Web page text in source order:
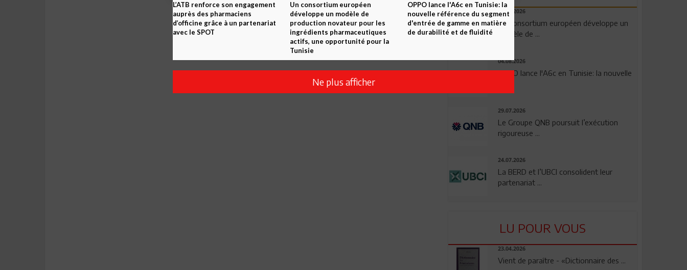
06.08.2026
Un consortium européen développe un
modèle de ...
04.08.2026
OPPO lance l'A6c en Tunisie: la nouvelle
29.07.2026
Le Groupe QNB poursuit l’exécution
rigoureuse ...
24.07.2026
La BERD et l’UBCI consolident leur
partenariat ...
LU POUR VOUS
23.04.2026
Vient de paraître - «Dictionnaire des ...
L’ATB renforce son engagement
auprès des pharmaciens
d’officine grâce à un partenariat
avec le SPOT
Un consortium européen
développe un modèle de
production novateur pour les
ingrédients pharmaceutiques
actifs, une opportunité pour la
Tunisie
OPPO lance l'A6c en Tunisie: la
nouvelle référence du segment
d'entrée de gamme en matière
de durabilité et de fluidité
Ne plus afficher